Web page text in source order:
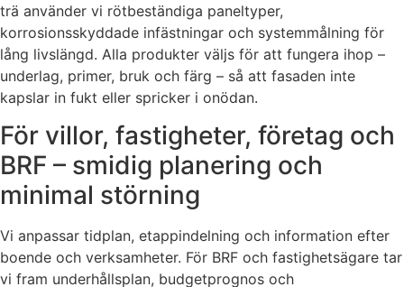
trä använder vi rötbeständiga paneltyper,
korrosionsskyddade infästningar och systemmålning för
lång livslängd. Alla produkter väljs för att fungera ihop –
underlag, primer, bruk och färg – så att fasaden inte
kapslar in fukt eller spricker i onödan.
För villor, fastigheter, företag och
BRF – smidig planering och
minimal störning
Vi anpassar tidplan, etappindelning och information efter
boende och verksamheter. För BRF och fastighetsägare tar
vi fram underhållsplan, budgetprognos och